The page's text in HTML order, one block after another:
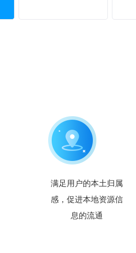
满足用户的本土归属
感，促进本地资源信
息的流通